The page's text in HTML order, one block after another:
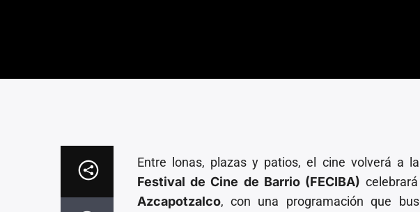
Entre lonas, plazas y patios, el cine volverá a
Festival de Cine de Barrio (FECIBA)
Azcapotzalco, con una programación que